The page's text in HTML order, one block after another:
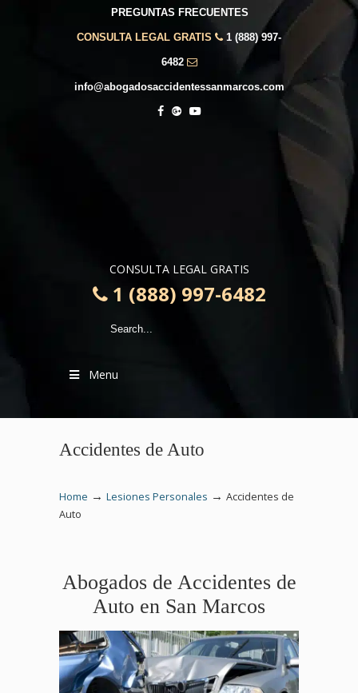
PREGUNTAS FRECUENTES
CONSULTA LEGAL GRATIS 1 (888) 997-
6482
info@abogadosaccidentessanmarcos.com
CONSULTA LEGAL GRATIS
1 (888) 997-6482
Menu
Accidentes de Auto
Home → Lesiones Personales → Accidentes de
Auto
Abogados de Accidentes de
Auto en San Marcos